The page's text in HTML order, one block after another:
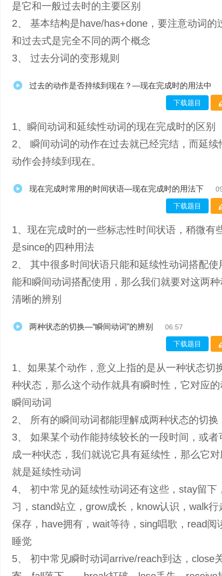
是它和一般过去时的主要区别
2、 基本结构是have/has+done，要注意动词的
和过去式是完全不同的两个概念
3、 过去分词的变形规则
过去的动作是否持续到现在？—现在完成时的用法中
下载题目
1、瞬间动词和延续性动词的现在完成时的区别
2、 瞬间动词的动作在过去就已经完结，而延续
动作会持续到现在。
现在完成时常用的时间状语—现在完成时的用法下
下载题目
1、现在完成时的一些标志性时间状语，稍微有
是since的四种用法
2、 其中很多时间状语只能和延续性动词搭配使
能和瞬间动词搭配使用，那么我们就要对这两
清晰的辨别
两种状态的切换—“瞬间动词”的辨别 06:57
下载题目
1、如果某个动作，意义上指的是从一种状态切
种状态，那么这个动作就具有瞬时性，它对应
瞬间动词
2、 所有的瞬间动词都能理解成两种状态的切换
3、 如果某个动作能持续较长的一段时间，或者
成一种状态，我们就说它具有延续性，那么它
就是延续性动词
4、 初中常见的延续性动词还有这些，stay留下
习，stand站立，grow成长，know认识，walk行
保存，have拥有，wait等待，sing唱歌，read阅
睡觉
5、 初中常见瞬时动词arrive/reach到达，close